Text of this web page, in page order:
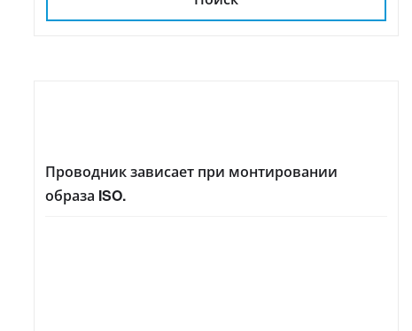
Проводник зависает при монтировании
образа ISO.